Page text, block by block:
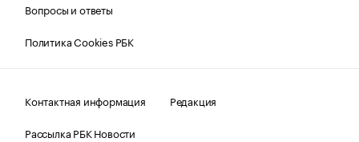
Вопросы и ответы
Политика Cookies РБК
Контактная информация
Редакция
Рассылка РБК Новости